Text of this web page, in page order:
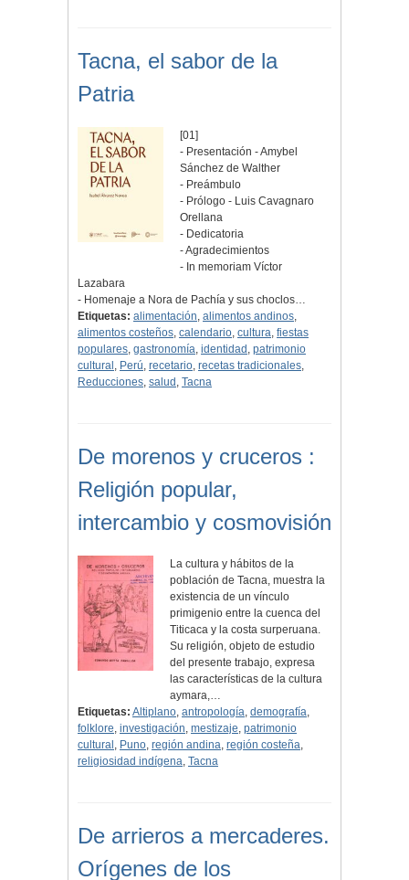
Tacna, el sabor de la
Patria
[01]
- Presentación - Amybel
Sánchez de Walther
- Preámbulo
- Prólogo - Luis Cavagnaro
Orellana
- Dedicatoria
- Agradecimientos
- In memoriam Víctor
Lazabara
- Homenaje a Nora de Pachía y sus choclos…
Etiquetas: alimentación, alimentos andinos,
alimentos costeños, calendario, cultura, fiestas
populares, gastronomía, identidad , patrimonio
cultural , Perú, recetario, recetas tradicionales,
Reducciones, salud , Tacna
De morenos y cruceros :
Religión popular,
intercambio y cosmovisión
La cultura y hábitos de la
población de Tacna, muestra la
existencia de un vínculo
primigenio entre la cuenca del
Titicaca y la costa surperuana.
Su religión, objeto de estudio
del presente trabajo, expresa
las características de la cultura
aymara,…
Etiquetas: Altiplano, antropología, demografía,
folklore, investigación, mestizaje, patrimonio
cultural , Puno, región andina, región costeña,
religiosidad indígena, Tacna
De arrieros a mercaderes.
Orígenes de los